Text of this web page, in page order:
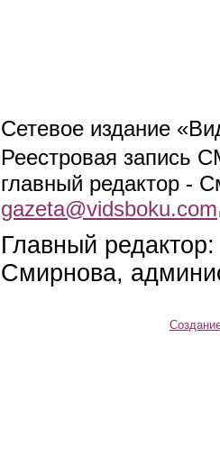
Сетевое издание
Реестровая запись
главный редактор -
gazeta@vidsboku.com
Главный
Смирнова,